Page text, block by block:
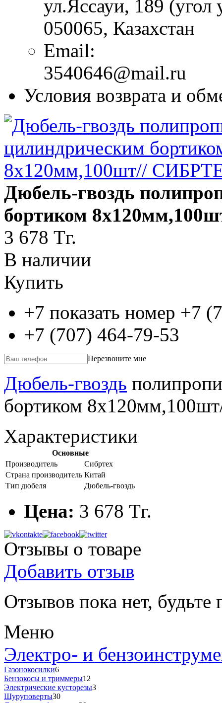
ул.Яссауи, 189
050065, Казахстан
Email:
3540646@mail.ru
Условия возврата и
Дюбель-гвоздь
бортиком
3 678 Тг.
В наличии
Купить
+7 показать номер +7
+7 (707) 464-79-53
Перезвоните мне
Дюбель-гвоздь
бортиком
Характеристики
Основные
Производитель
Сибртех
Страна производитель Китай
Тип дюбеля
Дюбель-гвоздь
Цена: 3 678 Тг.
Отзывы о товаре
Добавить отзыв
Отзывов пока нет,
Меню
Электро- и
Газонокосилки6
Бензокосы и триммеры12
Электрические кусторезы3
Шуруповерты30